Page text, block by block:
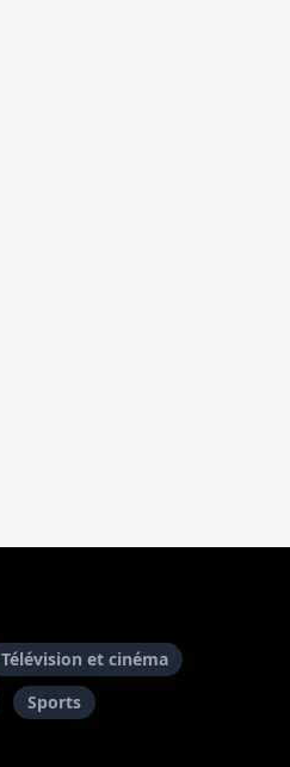
Télévision et cinéma
Sports